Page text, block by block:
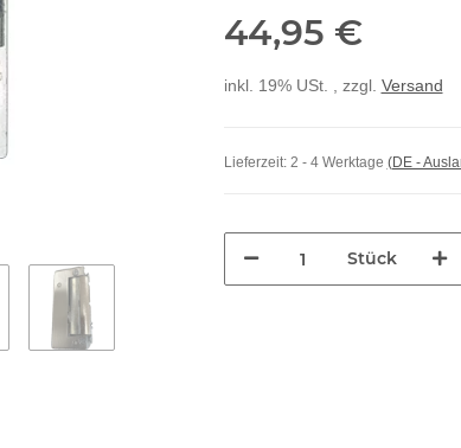
44,95 €
inkl. 19% USt. , zzgl. Versand
Lieferzeit: 2 - 4 Werktage (DE -
Stück